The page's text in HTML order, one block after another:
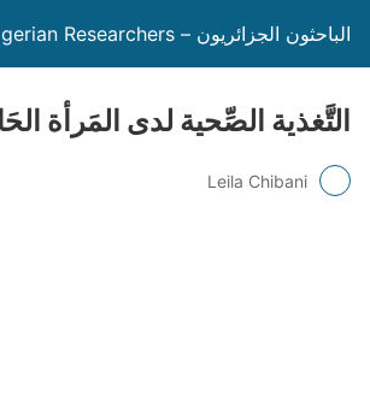
الباحثون الجزائريون – Algerian Researchers
التَّغذية الصِّحية لدى المَرأة
Leila Chibani